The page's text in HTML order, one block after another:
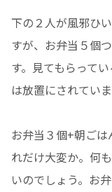
下の２人が風邪ひ
すが、お弁当５個
す。見てもらって
は放置にされていま
お弁当３個+朝ご
れだけ大変か。何
いのでしょう。お